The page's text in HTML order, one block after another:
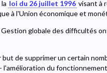
loi du 26 juillet 1996 visant à
à l'Union économique et
Gestion globale des difficultés
de supprimer un certain
l'amélioration du